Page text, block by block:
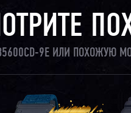
B5600CD-9E ИЛИ ПОХОЖУЮ